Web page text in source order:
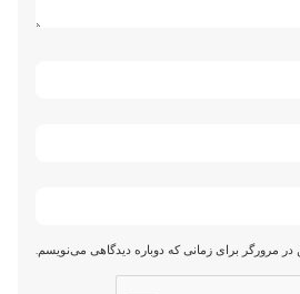
در مرورگر برای زمانی که دوباره دیدگاهی می‌نویسم.